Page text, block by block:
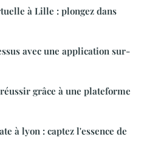
à Lille : plongez dans
avec une application sur-
grâce à une plateforme
à lyon : captez l'essence de